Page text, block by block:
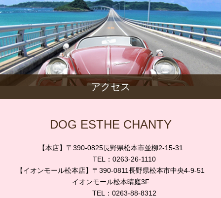
アクセス
DOG ESTHE CHANTY
【本店】〒390-0825長野県松本市並柳2-15-31
TEL：0263-26-1110
【イオンモール松本店】〒390-0811長野県松本市中央4-9-51
イオンモール松本晴庭3F
TEL：0263-88-8312